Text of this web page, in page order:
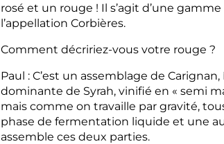
rosé et un rouge ! Il s’agit d’une
l’appellation Corbières.
Comment décririez-vous votre rouge ?
Paul : C’est un assemblage de
dominante de Syrah, vinifié en « semi
mais comme on travaille par gravité,
phase de fermentation liquide et une
assemble ces deux parties.